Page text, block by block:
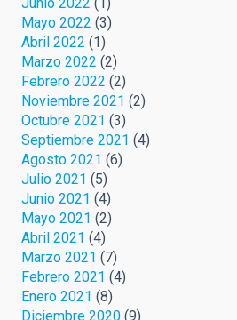
Junio 2022 (1)
Mayo 2022 (3)
Abril 2022 (1)
Marzo 2022 (2)
Febrero 2022 (2)
Noviembre 2021 (2)
Octubre 2021 (3)
Septiembre 2021 (4)
Agosto 2021 (6)
Julio 2021 (5)
Junio 2021 (4)
Mayo 2021 (2)
Abril 2021 (4)
Marzo 2021 (7)
Febrero 2021 (4)
Enero 2021 (8)
Diciembre 2020 (9)